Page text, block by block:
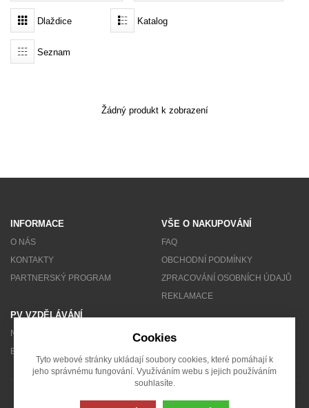
Bateriová úložiště
Nabíjecí stanice
Montážní systémy
Menu
Přihlášení
Registrace
Dlaždice Katalog
Seznam
Žádný produkt k zobrazení
INFORMACE
O NÁS
KONTAKTY
PARTNERSKÝ PROGRAM
VŠE O NAKUPOVÁNÍ
FAQ
OBCHODNÍ PODMÍNKY
ZPRACOVÁNÍ OSOBNÍCH ÚDAJŮ
REKLAMACE
PV VZDĚLÁVÁNÍ
NEWSLETTER
BLOG
Cookies
Tyto webové stránky ukládají soubory cookies, které pomáhají k
jeho správnému fungování. Využíváním webu s jejich používáním
souhlasíte.